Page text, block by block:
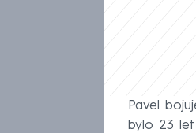
Pavel
bylo 23